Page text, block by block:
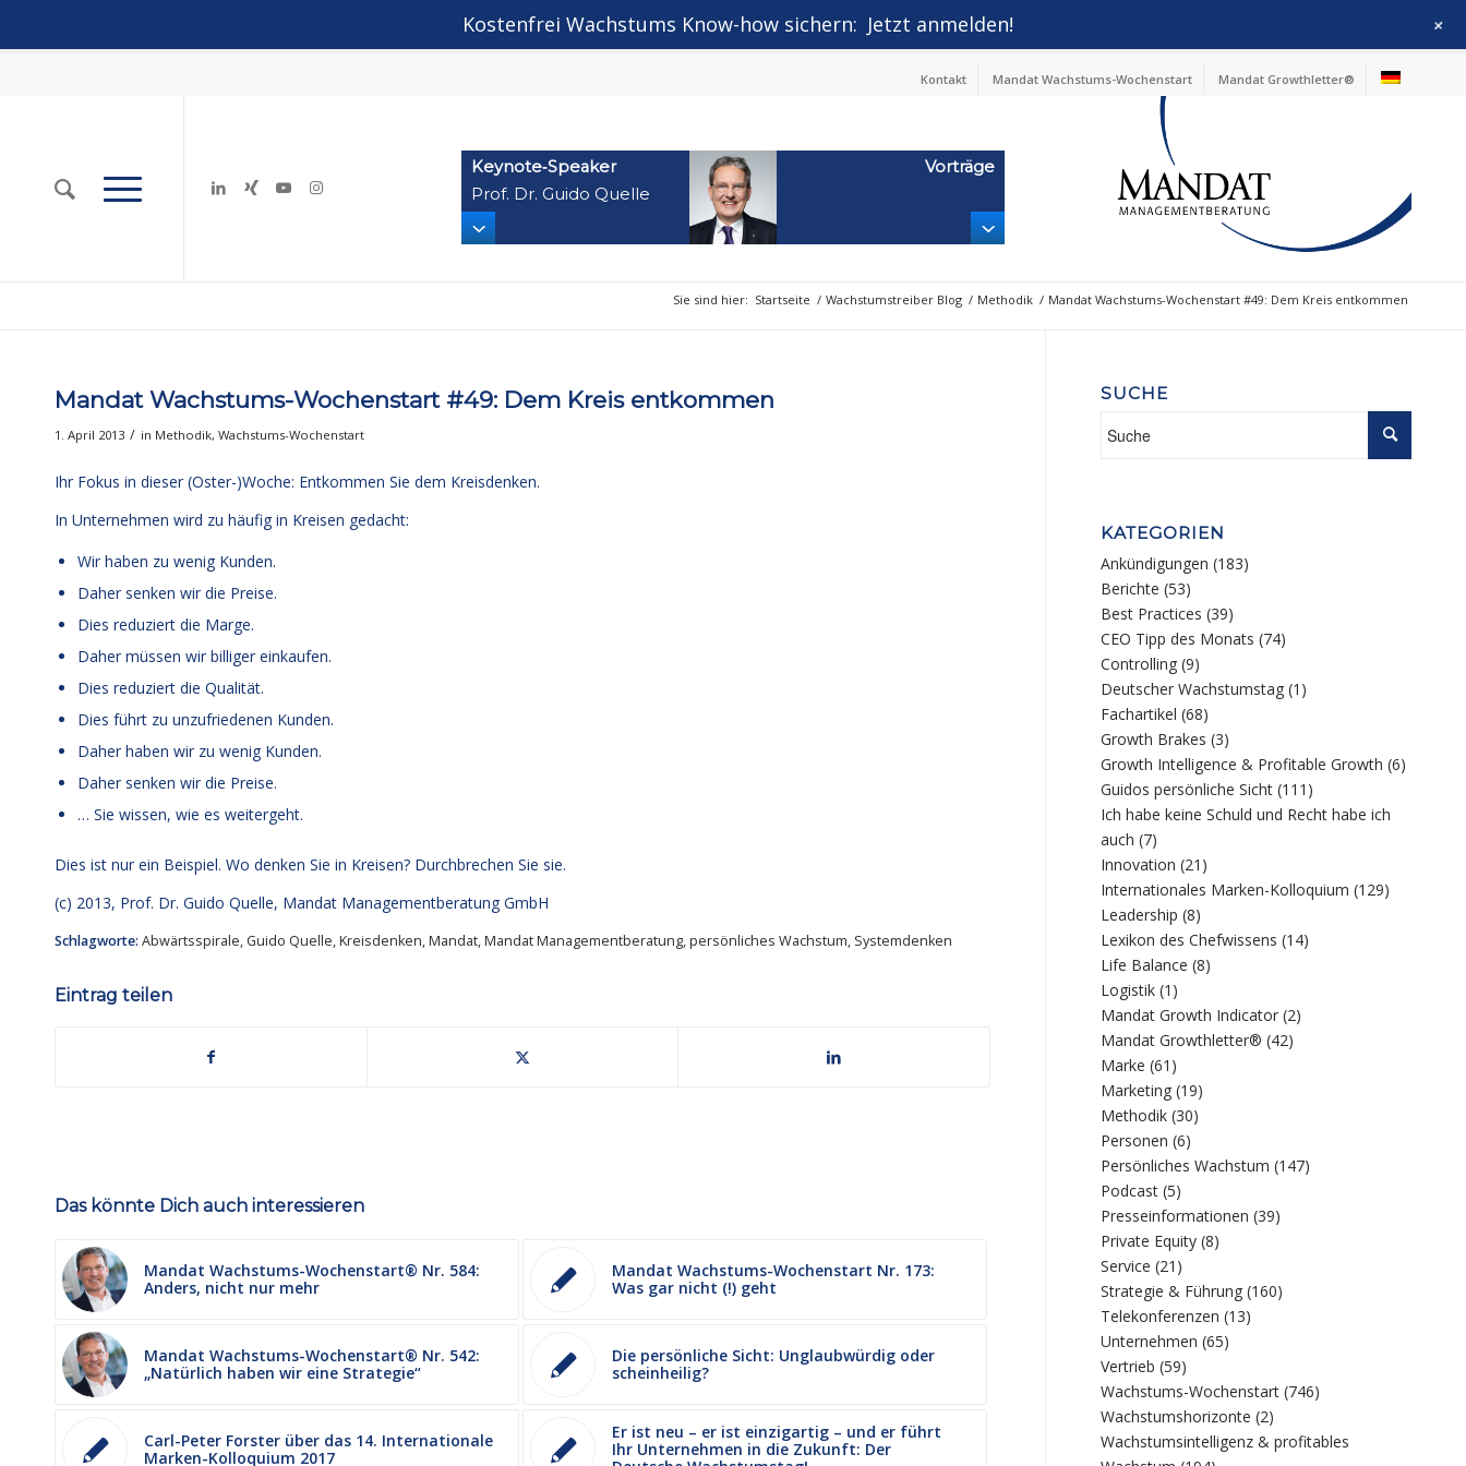
Kontakt Mandat Wachstums-Wochenstart Mandat Growthletter®
Keynote‑Speaker
Prof. Dr. Guido Quelle
Vorträge
Sie sind hier: Startseite / Wachstumstreiber Blog / Methodik / Mandat Wachstums-Wochenstart #49: Dem Kreis entkommen
Mandat Wachstums-Wochenstart #49: Dem Kreis entkommen
1. April 2013 / in Methodik, Wachstums-Wochenstart
Ihr Fokus in dieser (Oster-)Woche: Entkommen Sie dem Kreisdenken.
In Unternehmen wird zu häufig in Kreisen gedacht:
Wir haben zu wenig Kunden.
Daher senken wir die Preise.
Dies reduziert die Marge.
Daher müssen wir billiger einkaufen.
Dies reduziert die Qualität.
Dies führt zu unzufriedenen Kunden.
Daher haben wir zu wenig Kunden.
Daher senken wir die Preise.
… Sie wissen, wie es weitergeht.
Dies ist nur ein Beispiel. Wo denken Sie in Kreisen? Durchbrechen Sie sie.
(c) 2013, Prof. Dr. Guido Quelle, Mandat Managementberatung GmbH
Schlagworte: Abwärtsspirale, Guido Quelle,Kreisdenken,Mandat,Mandat Managementberatung,persönliches Wachstum, Systemdenken
Eintrag teilen
Das könnte Dich auch interessieren
Mandat Wachstums-Wochenstart® Nr. 584:
Anders, nicht nur mehr
Mandat Wachstums-Wochenstart Nr. 173:
Was gar nicht (!) geht
Mandat Wachstums-Wochenstart® Nr. 542:
„Natürlich haben wir eine Strategie“
Die persönliche Sicht: Unglaubwürdig oder
scheinheilig?
Carl-Peter Forster über das 14. Internationale
Marken-Kolloquium 2017
Er ist neu – er ist einzigartig – und er führt
Ihr Unternehmen in die Zukunft: Der
SUCHE
KATEGORIEN
Ankündigungen (183)
Berichte (53)
Best Practices (39)
CEO Tipp des Monats (74)
Controlling (9)
Deutscher Wachstumstag (1)
Fachartikel (68)
Growth Brakes (3)
Growth Intelligence & Profitable Growth (6)
Guidos persönliche Sicht (111)
Ich habe keine Schuld und Recht habe ich
auch (7)
Innovation (21)
Internationales Marken-Kolloquium (129)
Leadership (8)
Lexikon des Chefwissens (14)
Life Balance (8)
Logistik (1)
Mandat Growth Indicator (2)
Mandat Growthletter® (42)
Marke (61)
Marketing (19)
Methodik (30)
Personen (6)
Persönliches Wachstum (147)
Podcast (5)
Presseinformationen (39)
Private Equity (8)
Service (21)
Strategie & Führung (160)
Telekonferenzen (13)
Unternehmen (65)
Vertrieb (59)
Wachstums-Wochenstart (746)
Wachstumshorizonte (2)
Wachstumsintelligenz & profitables
Kostenfrei Wachstums Know-how sichern: Jetzt anmelden! +